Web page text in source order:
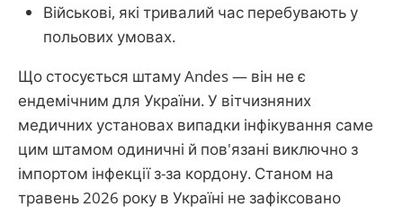
Військові, які тривалий час перебувають у
польових умовах.
Що стосується штаму Andes — він не є
ендемічним для України. У вітчизняних
медичних установах випадки інфікування саме
цим штамом одиничні й пов'язані виключно з
імпортом інфекції з-за кордону. Станом на
травень 2026 року в Україні не зафіксовано